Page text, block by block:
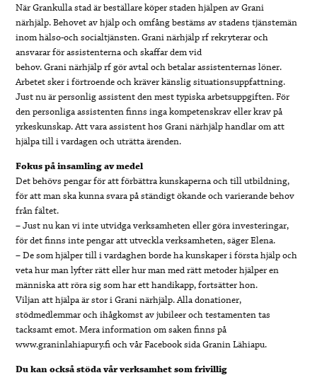
När Grankulla stad är beställare köper staden hjälpen av Grani
närhjälp. Behovet av hjälp och omfång bestäms av stadens tjänstemän
inom hälso-och socialtjänsten. Grani närhjälp rf rekryterar och
ansvarar för assistenterna och skaffar dem vid
behov. Grani närhjälp rf gör avtal och betalar assistenternas löner.
Arbetet sker i förtroende och kräver känslig situationsuppfattning.
Just nu är personlig assistent den mest typiska arbetsuppgiften. För
den personliga assistenten finns inga kompetenskrav eller krav på
yrkeskunskap. Att vara assistent hos Grani närhjälp handlar om att
hjälpa till i vardagen och uträtta ärenden.
Fokus på insamling av medel
Det behövs pengar för att förbättra kunskaperna och till utbildning,
för att man ska kunna svara på ständigt ökande och varierande behov
från fältet.
– Just nu kan vi inte utvidga verksamheten eller göra investeringar,
för det finns inte pengar att utveckla verksamheten, säger Elena.
– De som hjälper till i vardaghen borde ha kunskaper i första hjälp och
veta hur man lyfter rätt eller hur man med rätt metoder hjälper en
människa att röra sig som har ett handikapp, fortsätter hon.
Viljan att hjälpa är stor i Grani närhjälp. Alla donationer,
stödmedlemmar och ihågkomst av jubileer och testamenten tas
tacksamt emot. Mera information om saken finns på
www.graninlahiapury.fi och vår Facebook sida Granin Lähiapu.
Du kan också stöda vår verksamhet som frivillig